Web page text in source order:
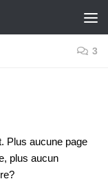
3
Plus aucune page
plus aucun